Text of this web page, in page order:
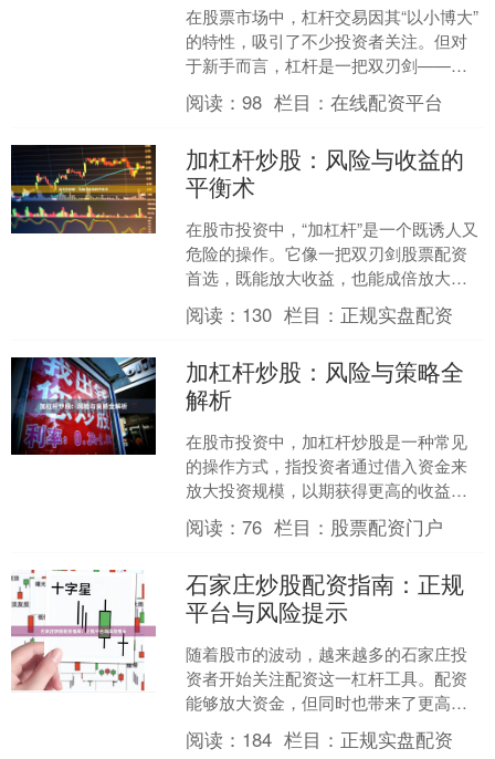
在股票市场中，杠杆交易因其“以小博大”
的特性，吸引了不少投资者关注。但对
于新手而言，杠杆是一把双刃剑——用
好了可能放大收益，用不好则会加速亏
损。本文将用通俗易懂....
阅读：98 栏目：在线配资平台
加杠杆炒股：风险与收益的
平衡术
在股市投资中，“加杠杆”是一个既诱人又
危险的操作。它像一把双刃剑股票配资
首选，既能放大收益，也能成倍放大亏
损。对于追求高回报的投资者来说，理
解加杠杆炒股的本质、....
阅读： 130 栏目： 正规实盘配资
加杠杆炒股：风险与策略全
解析
在股市投资中，加杠杆炒股是一种常见
的操作方式，指投资者通过借入资金来
放大投资规模，以期获得更高的收益。
然而，杠杆是一把双刃剑，既能放大收
益，也会放大亏损。本文将....
阅读：76 栏目： 股票配资门户
石家庄炒股配资指南：正规
平台与风险提示
随着股市的波动，越来越多的石家庄投
资者开始关注配资这一杠杆工具。配资
能够放大资金，但同时也带来了更高的
风险。本文将为您详细解析石家庄配资
市场的现状、如何选择正规....
阅读： 184 栏目： 正规实盘配资